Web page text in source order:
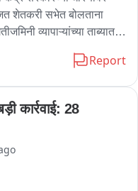
शेतकरी सभेत बोलताना
व्यापाऱ्यांच्या ताब्यात
संघर्ष छेडला जाईल, असा
शेतकरी नेते राकेश टीकायत
गावातील रस्त्यालगतच्या
खरेदी केल्या जात असून, 2047
होतील, असे भाकीत त्यांनी
पुन्हा मोठे आंदोलन
Report
कार्रवाई: 28